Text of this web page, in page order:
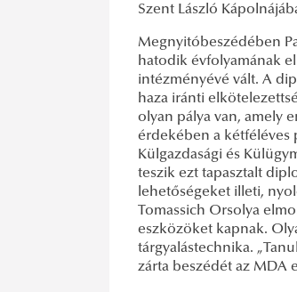
Szent László
Megnyitóbeszédében
hatodik évfolyamának
intézményévé vált. A
haza iránti
olyan pálya van, amely
érdekében a kétféléves
Külgazdasági és
teszik ezt tapasztalt
lehetőségeket illeti,
Tomassich Orsolya
eszközöket kapnak.
tárgyalástechnika.
zárta beszédét az MDA